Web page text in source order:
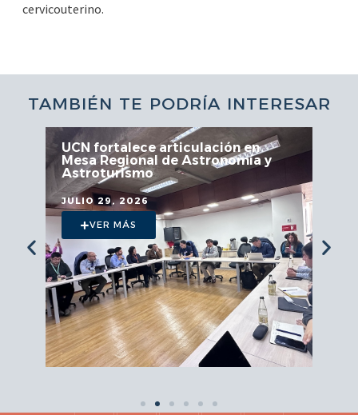
cervicouterino.
TAMBIÉN TE PODRÍA INTERESAR
UCN fortalece articulación en
Mesa Regional de Astronomía y
Astroturismo
JULIO 29, 2026
VER MÁS